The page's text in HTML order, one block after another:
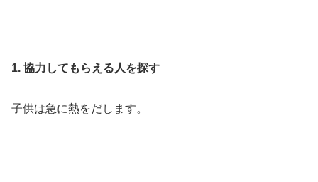
1. 協力してもらえる人を探す
子供は急に熱をだします。